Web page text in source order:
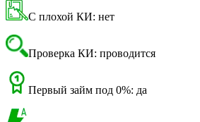
С плохой КИ: нет
Проверка КИ: проводится
Первый займ под 0%: да